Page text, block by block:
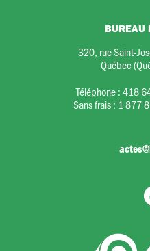
BUREAU
320, rue Saint-
Québec
Téléphone :418
Sans frais : 1 877